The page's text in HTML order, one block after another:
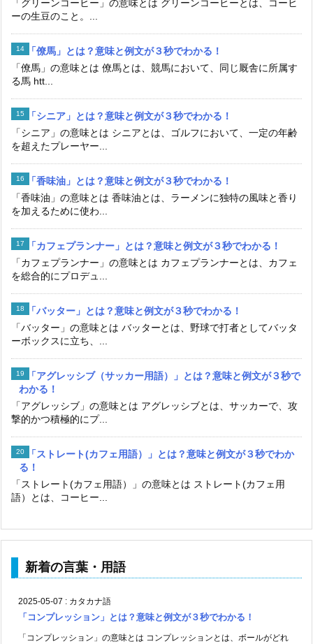
「グリーンコーヒー」の意味とは グリーンコーヒーとは、コーヒ
ーの生豆のこと。...
「僚馬」とは？意味と例文が３秒でわかる！
「僚馬」の意味とは 僚馬とは、競馬において、同じ厩舎に所属す
る馬 htt...
「シニア」とは？意味と例文が３秒でわかる！
「シニア」の意味とは シニアとは、ゴルフにおいて、一定の年齢
を超えたプレーヤー...
「香味油」とは？意味と例文が３秒でわかる！
「香味油」の意味とは 香味油とは、ラーメンに独特の風味と香り
を加えるために使わ...
「カフェプランナー」とは？意味と例文が３秒でわかる！
「カフェプランナー」の意味とは カフェプランナーとは、カフェ
を総合的にプロデュ...
「バッター」とは？意味と例文が３秒でわかる！
「バッター」の意味とは バッターとは、野球で打者としてバッタ
ーボックスに立ち、...
「アグレッシブ（サッカー用語）」とは？意味と例文が３秒で
わかる！
「アグレッシブ」の意味とは アグレッシブとは、サッカーで、攻
撃的かつ積極的にプ...
「ストレート(カフェ用語）」とは？意味と例文が３秒でわか
る！
「ストレート(カフェ用語）」の意味とは ストレート(カフェ用
語）とは、コーヒー...
新着の言葉・用語
2025-05-07 : カタカナ語
「コンプレッション」とは？意味と例文が３秒でわかる！
「コンプレッション」の意味とは コンプレッションとは、ボールがどれ